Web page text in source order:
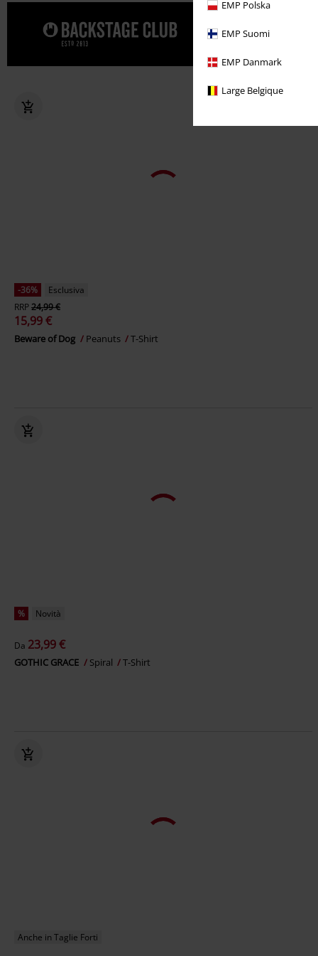
EMP Polska
EMP Suomi
EMP Danmark
Large Belgique
Una
-36%
Esclusiva
RRP24,99 €
15,99 €
Beware of Dog Peanuts T-Shirt
% Novità
Da 23,99 €
GOTHIC GRACE Spiral T-Shirt
Anche in Taglie Forti